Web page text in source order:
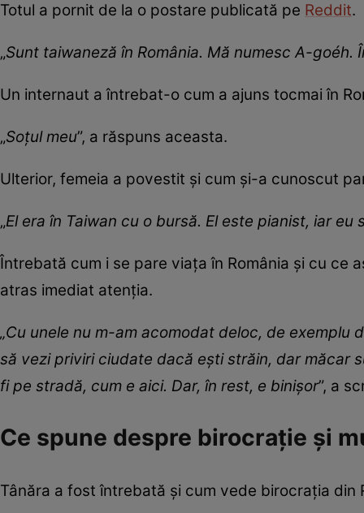
Totul a pornit de la o postare publicată pe Reddit.
„Sunt taiwaneză în România. Mă numesc A-
Un internaut a întrebat-o cum a ajuns tocmai în
„Soțul meu”, a răspuns aceasta.
Ulterior, femeia a povestit și cum și-a cunoscut
„El era în Taiwan cu o bursă. El este pianist, iar eu
Întrebată cum i se pare viața în România și cu
atras imediat atenția.
„Cu unele nu m-am acomodat deloc, de exemplu
să vezi priviri ciudate dacă ești străin, dar măcar
fi pe stradă, cum e aici. Dar, în rest, e binișor”, a
Ce spune despre birocrație și
Tânăra a fost întrebată și cum vede birocrația din